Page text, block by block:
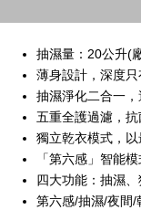
抽濕量：20公升(
薄身設計，深度
抽濕淨化二合一
五重全護過濾，
獨立乾衣模式，
「第六感」智能
四大功能：抽濕
第六感/抽濕/夜間/